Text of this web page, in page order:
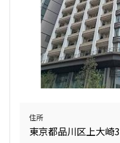
管理費/共益費含む
礼金なし
敷金なし
礼金１ヶ月以下
フリーレント付き
1R〜1K
2LDK
住所
東京都品川区上大崎